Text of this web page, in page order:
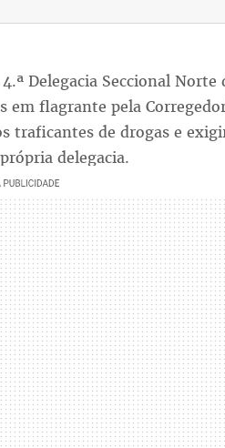
Delegacia Seccional Norte
flagrante pela
traficantes de drogas e
delegacia.